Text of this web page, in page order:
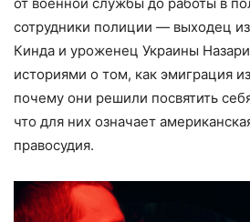
от военной службы до работы в
сотрудники полиции — выходец
Кинда и уроженец Украины
историями о том, как эмиграция
почему они решили посвятить
что для них означает
правосудия.